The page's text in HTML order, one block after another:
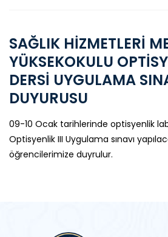
SAĞLIK HİZMETLERİ
YÜKSEKOKULU
DERSİ UYGULAMA
DUYURUSU
09-10 Ocak tarihlerinde optisyenlik
Optisyenlik III Uygulama sınavı
öğrencilerimize duyrulur.